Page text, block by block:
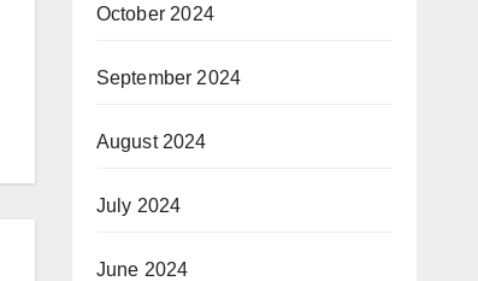
October 2024
September 2024
August 2024
July 2024
June 2024